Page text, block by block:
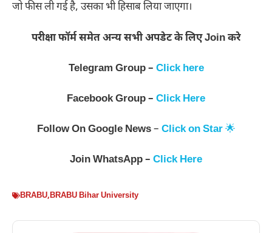
जो फीस ली गई है, उसका भी हिसाब लिया जाएगा।
परीक्षा फॉर्म समेत अन्य सभी अपडेट के लिए Join करे
Telegram Group – Click here
Facebook Group – Click Here
Follow On Google News– Click on Star🌟
Join WhatsApp – Click Here
BRABU,BRABU Bihar University